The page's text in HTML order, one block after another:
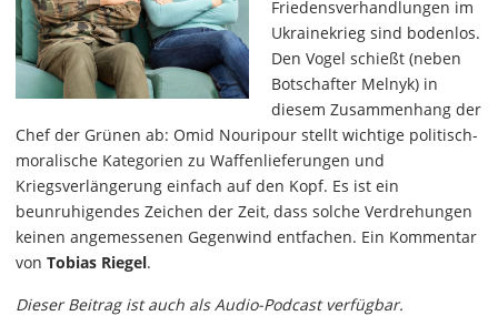
Friedensverhandlungen im
Ukrainekrieg sind bodenlos.
Den Vogel schießt (neben
Botschafter Melnyk) in
diesem Zusammenhang der
Chef der Grünen ab: Omid Nouripour stellt wichtige politisch-
moralische Kategorien zu Waffenlieferungen und
Kriegsverlängerung einfach auf den Kopf. Es ist ein
beunruhigendes Zeichen der Zeit, dass solche Verdrehungen
keinen angemessenen Gegenwind entfachen. Ein Kommentar
von Tobias Riegel.
Dieser Beitrag ist auch als Audio-Podcast verfügbar.